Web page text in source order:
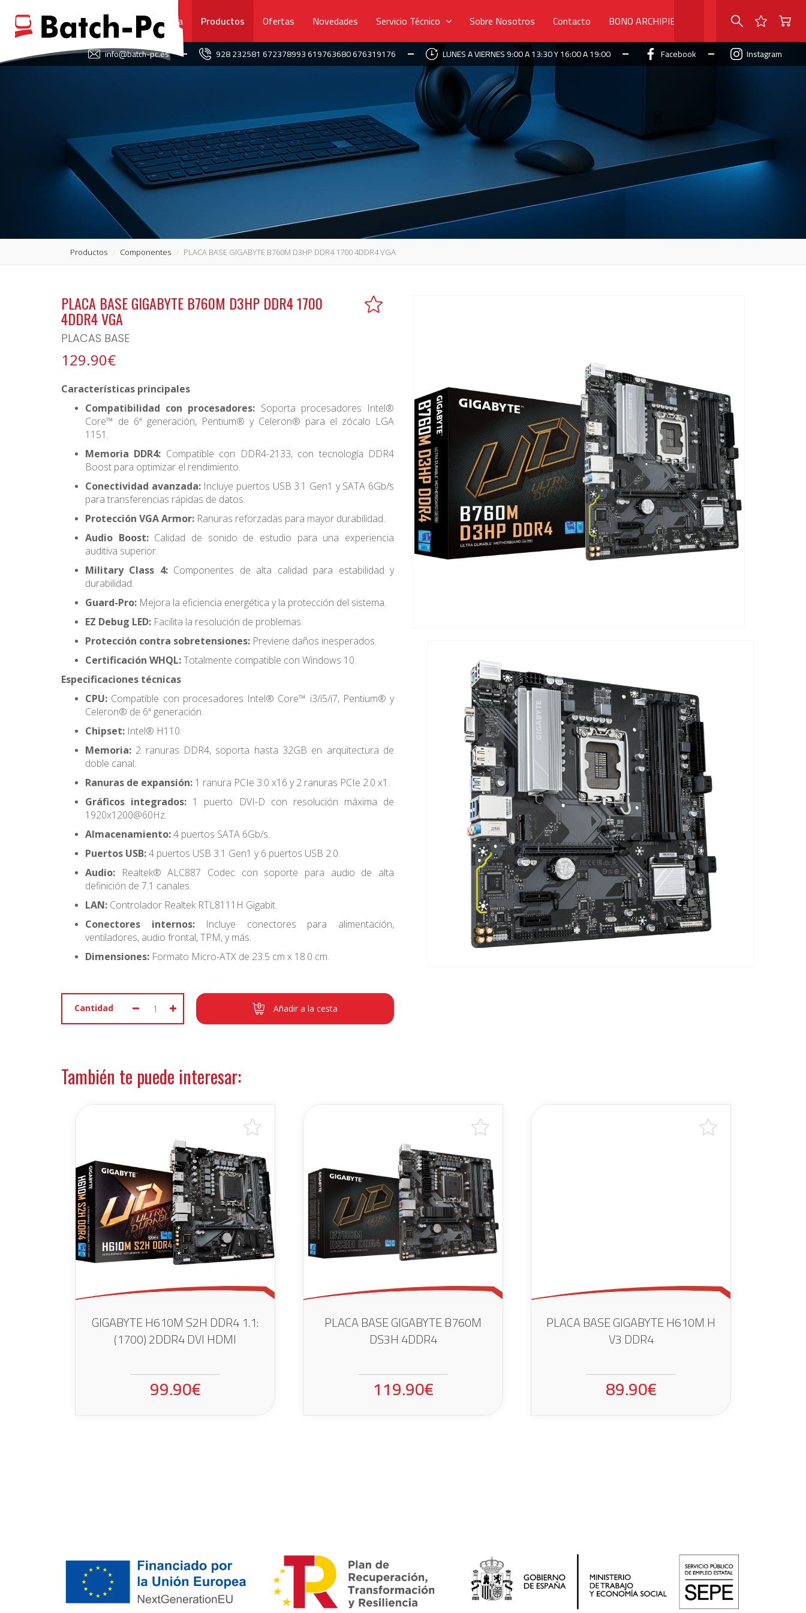
Portada Productos Ofertas Novedades Servicio Técnico Sobre Nosotros Contacto BONO ARCHIPIELAGO
info@batch-pc.es 928 232581 672378993 619763680 676319176 LUNES A VIERNES 9:00 A 13:30 Y 16:00 A 19:00 Facebook Instagram
Productos Componentes PLACA BASE GIGABYTE B760M D3HP DDR4 1700 4DDR4 VGA
PLACA BASE GIGABYTE B760M D3HP DDR4 1700
4DDR4 VGA
PLACAS BASE
129.90€
Características principales
Compatibilidad con procesadores: Soporta procesadores Intel®
Core™ de 6ª generación, Pentium® y Celeron® para el zócalo LGA
1151.
Memoria DDR4: Compatible con DDR4-2133, con tecnología DDR4
Boost para optimizar el rendimiento.
Conectividad avanzada:Incluye puertos USB 3.1 Gen1 y SATA 6Gb/s
para transferencias rápidas de datos.
Protección VGA Armor: Ranuras reforzadas para mayor durabilidad.
Audio Boost:Calidad de sonido de estudio para una experiencia
auditiva superior.
Military Class 4:Componentes de alta calidad para estabilidad y
durabilidad.
Guard-Pro: Mejora la eficiencia energética y la protección del sistema.
EZ Debug LED: Facilita la resolución de problemas.
Protección contra sobretensiones: Previene daños inesperados.
Certificación WHQL:Totalmente compatible con Windows 10.
Especificaciones técnicas
CPU: Compatible con procesadores Intel® Core™ i3/i5/i7, Pentium® y
Celeron® de 6ª generación.
Chipset: Intel® H110.
Memoria: 2 ranuras DDR4, soporta hasta 32GB en arquitectura de
doble canal.
Ranuras de expansión: 1 ranura PCIe 3.0 x16 y 2 ranuras PCIe 2.0 x1.
Gráficos integrados: 1 puerto DVI-D con resolución máxima de
1920x1200@60Hz.
Almacenamiento:4 puertos SATA 6Gb/s.
Puertos USB:4 puertos USB 3.1 Gen1 y 6 puertos USB 2.0.
Audio: Realtek® ALC887 Codec con soporte para audio de alta
definición de 7.1 canales.
LAN: Controlador Realtek RTL8111H Gigabit.
Conectores internos:Incluye conectores para alimentación,
ventiladores, audio frontal, TPM, y más.
Dimensiones: Formato Micro-ATX de 23.5 cm x 18.0 cm.
Cantidad Añadir a la cesta
También te puede interesar:
GIGABYTE H610M S2H DDR4 1.1:
(1700) 2DDR4 DVI HDMI
99.90€
PLACA BASE GIGABYTE B760M
DS3H 4DDR4
119.90€
PLACA BASE GIGABYTE H610M H
V3 DDR4
89.90€
FAVORITOS